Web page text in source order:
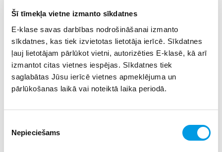
Šī tīmekļa vietne izmanto sīkdatnes
E-klase savas darbības nodrošināšanai izmanto
sīkdatnes, kas tiek izvietotas lietotāja ierīcē. Sīkdatnes
ļauj lietotājam pārlūkot vietni, autorizēties E-klasē, kā arī
izmantot citas vietnes iespējas. Sīkdatnes tiek
saglabātas Jūsu ierīcē vietnes apmeklējuma un
pārlūkošanas laikā vai noteiktā laika periodā.
izvēle
Nepieciešams